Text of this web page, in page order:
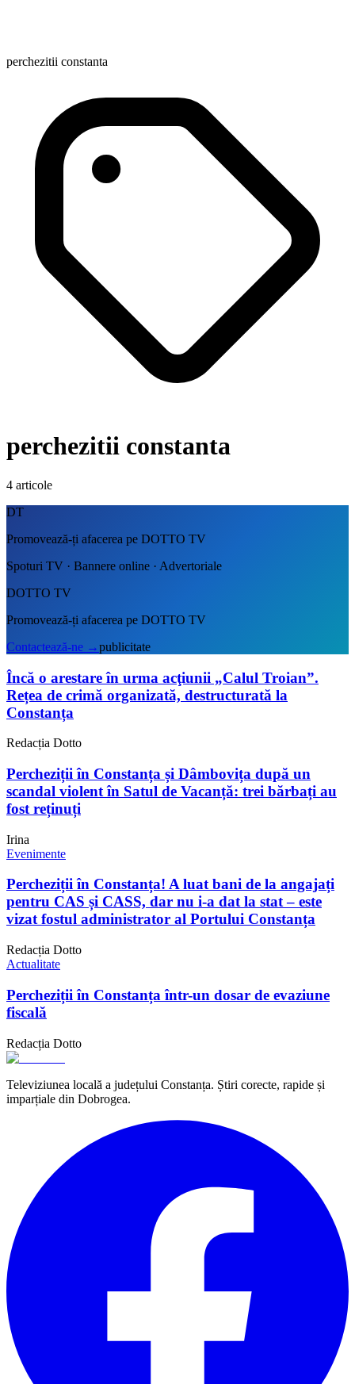
perchezitii constanta
perchezitii constanta
4 articole
DT
Promovează-ți afacerea pe DOTTO TV
Spoturi TV · Bannere online · Advertoriale
DOTTO TV
Promovează-ți afacerea pe DOTTO TV
Contactează-ne →publicitate
Încă o arestare în urma acţiunii „Calul Troian”.
Rețea de crimă organizată, destructurată la
Constanța
Redacția Dotto
Percheziții în Constanța și Dâmbovița după un
scandal violent în Satul de Vacanță: trei bărbați au
fost reținuți
Irina
Evenimente
Percheziții în Constanța! A luat bani de la angajați
pentru CAS și CASS, dar nu i-a dat la stat – este
vizat fostul administrator al Portului Constanța
Redacția Dotto
Actualitate
Percheziții în Constanța într-un dosar de evaziune
fiscală
Redacția Dotto
Televiziunea locală a județului Constanța. Știri corecte, rapide și
imparțiale din Dobrogea.